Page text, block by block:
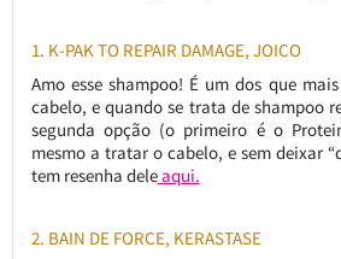
1. K-PAK TO REPAIR DAMAGE, JOICO
Amo esse shampoo! É um dos que
cabelo, e quando se trata de shampoo
segunda opção (o primeiro é o
mesmo a tratar o cabelo, e sem deixar
tem resenha deleaqui.
2. BAIN DE FORCE, KERASTASE